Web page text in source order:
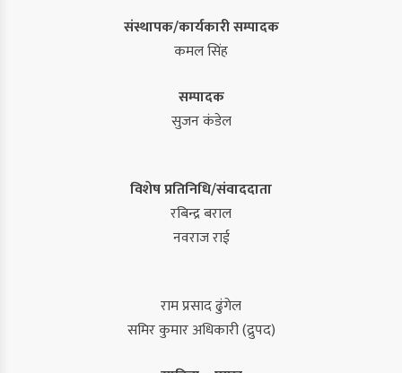
संस्थापक/कार्यकारी सम्पादक
कमल सिंह
सम्पादक
सुजन कंडेल
विशेष प्रतिनिधि/संवाददाता
रबिन्द्र बराल
नवराज राई
राम प्रसाद ढुंगेल
समिर कुमार अधिकारी (द्रुपद)